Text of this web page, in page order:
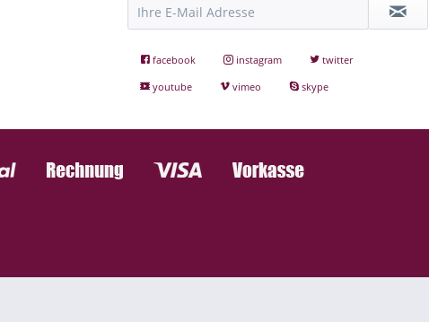
facebook instagram
twitter
youtube
vimeo skype